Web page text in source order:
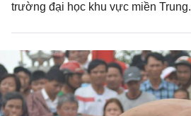
trường đại học khu vực miền Trung.